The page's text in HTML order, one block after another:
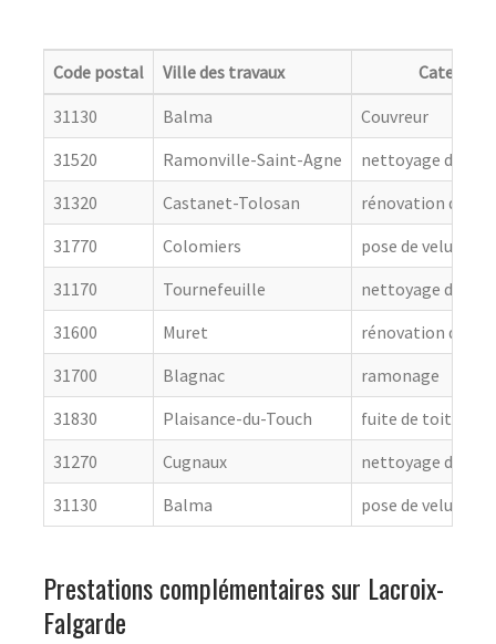
Code postal Ville des travaux
Categorie
31130
Balma
Couvreur
31520
Ramonville-Saint-Agne
nettoyage de
31320
Castanet-Tolosan
rénovation de
31770
Colomiers
pose de velux
31170
Tournefeuille
nettoyage de
31600
Muret
rénovation de
31700
Blagnac
ramonage
31830
Plaisance-du-Touch
fuite de toiture
31270
Cugnaux
nettoyage de
31130
Balma pose de velux
Prestations complémentaires sur Lacroix-
Falgarde